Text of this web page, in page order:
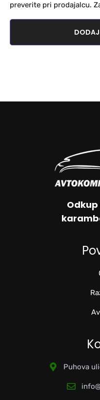
preverite pri prodajalcu.
Puhova